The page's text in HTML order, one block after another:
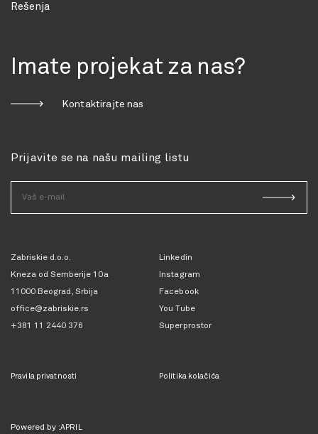
Rešenja
Imate projekat za nas?
Kontaktirajte nas
Prijavite se na našu mailing listu
Zabriskie d.o.o.
Kneza od Semberije 10a
11000 Beograd, Srbija
office@zabriskie.rs
+381 11 2440 376
Pravila privatnosti
Linkedin
Instagram
Facebook
You Tube
Superprostor
Politika kolačića
Powered by :APRIL